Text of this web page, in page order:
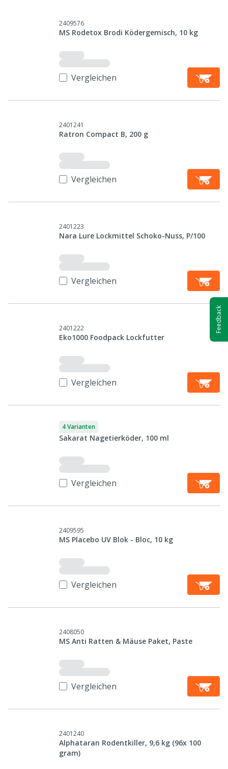
2409576
MS Rodetox Brodi Ködergemisch, 10 kg
Vergleichen
2401241
Ratron Compact B, 200 g
Vergleichen
2401223
Nara Lure Lockmittel Schoko-Nuss, P/100
Vergleichen
2401222
Eko1000 Foodpack Lockfutter
Vergleichen
4 Varianten
Sakarat Nagetierköder, 100 ml
Vergleichen
2409595
MS Placebo UV Blok - Bloc, 10 kg
Vergleichen
2408050
MS Anti Ratten & Mäuse Paket, Paste
Vergleichen
2401240
Alphataran Rodentkiller, 9,6 kg (96x 100
gram)
Feedback